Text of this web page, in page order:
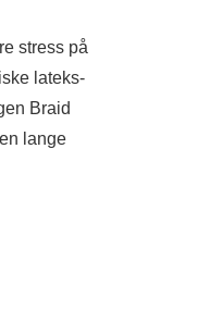
stress på
lateks-
Braid
lange